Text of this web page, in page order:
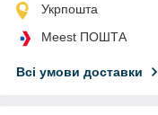
Укрпошта
Meest ПОШТА
Всі умови доставки